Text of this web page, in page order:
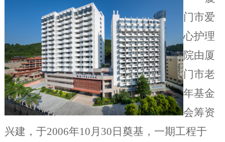
门市爱
心护理
院由厦
门市老
年基金
会筹资
兴建，于2006年10月30日奠基，一期工程于